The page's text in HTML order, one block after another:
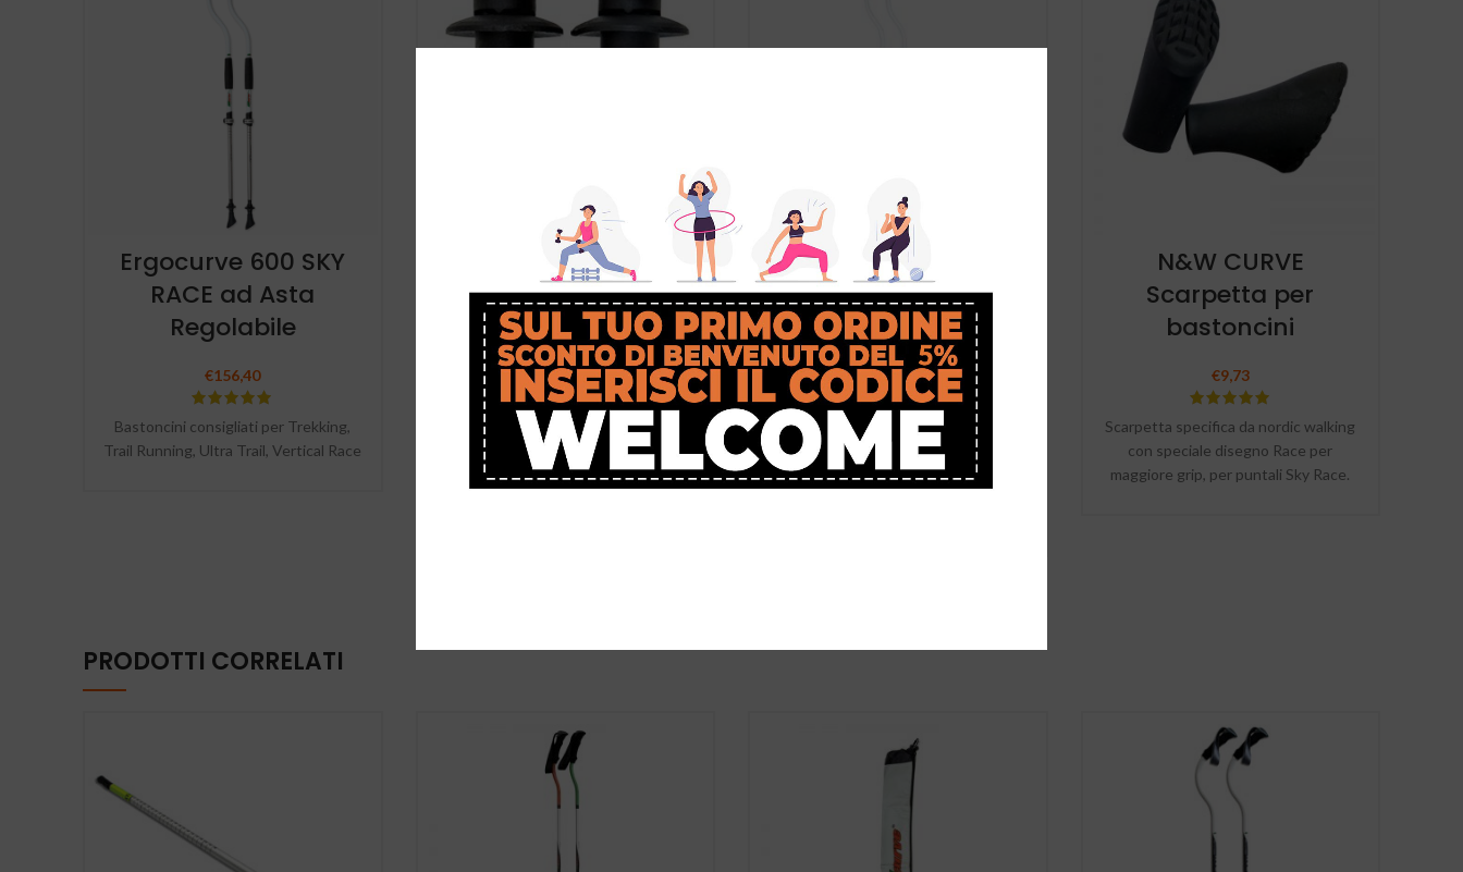
Ergocurve 600 SKY
RACE ad Asta
Regolabile
€156,40
Bastoncini consigliati per Trekking,
Trail Running, Ultra Trail, Vertical Race
N&W CURVE Puntale
SkyRace per
bastoncini
€24,49
N&W puntale SkyRace
Ergocurve 900 ONE
plus. Tecnologia
Avanzata per una
Camminata Naturale
e Sicura
€ 136,72
Bastoncini consigliati per Wellness,
N&W CURVE
Scarpetta per
bastoncini
€9,73
Scarpetta specifica da nordic walking
con speciale disegno Race per
maggiore grip, per puntali Sky Race.
PRODOTTI CORRELATI